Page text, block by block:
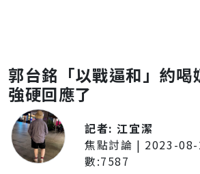
郭台銘「以戰逼和」約喝
強硬回應了
記者:江宜潔
焦點討論 | 2023-
數:7587